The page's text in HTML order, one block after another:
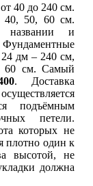
40 до 240 см.
50, 60 см.
названии и
Фундаментные
дм – 240 см,
см. Самый
. Доставка
подъёмным
петели.
которых не
плотно один к
высотой, не
должна